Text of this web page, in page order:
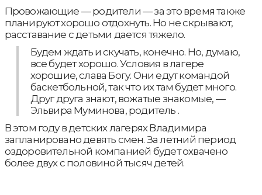
Провожающие — родители — за это время также
планируют хорошо отдохнуть. Но не скрывают,
расставание с детьми дается тяжело.
Будем ждать и скучать, конечно. Но, думаю,
все будет хорошо. Условия в лагере
хорошие, слава Богу. Они едут командой
баскетбольной, так что их там будет много.
Друг друга знают, вожатые знакомые, —
Эльвира Муминова, родитель .
В этом году в детских лагерях Владимира
запланировано девять смен. За летний период
оздоровительной компанией будет охвачено
более двух с половиной тысяч детей.